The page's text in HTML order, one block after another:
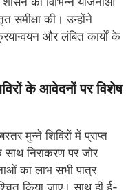
समीक्षा की। उन्होंने
और लंबित कार्यों के
के आवेदनों पर विशेष
मुन्ने शिविरों में प्राप्त
निराकरण पर जोर
का लाभ सभी पात्र
किया जाए। साथ ही ई-